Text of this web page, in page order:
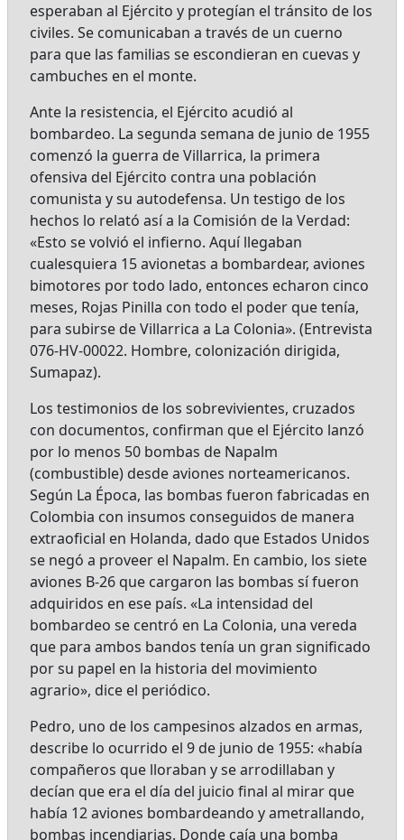
esperaban al Ejército y protegían el tránsito de los
civiles. Se comunicaban a través de un cuerno
para que las familias se escondieran en cuevas y
cambuches en el monte.
Ante la resistencia, el Ejército acudió al
bombardeo. La segunda semana de junio de 1955
comenzó la guerra de Villarrica, la primera
ofensiva del Ejército contra una población
comunista y su autodefensa. Un testigo de los
hechos lo relató así a la Comisión de la Verdad:
«Esto se volvió el infierno. Aquí llegaban
cualesquiera 15 avionetas a bombardear, aviones
bimotores por todo lado, entonces echaron cinco
meses, Rojas Pinilla con todo el poder que tenía,
para subirse de Villarrica a La Colonia». (Entrevista
076-HV-00022. Hombre, colonización dirigida,
Sumapaz).
Los testimonios de los sobrevivientes, cruzados
con documentos, confirman que el Ejército lanzó
por lo menos 50 bombas de Napalm
(combustible) desde aviones norteamericanos.
Según La Época, las bombas fueron fabricadas en
Colombia con insumos conseguidos de manera
extraoficial en Holanda, dado que Estados Unidos
se negó a proveer el Napalm. En cambio, los siete
aviones B-26 que cargaron las bombas sí fueron
adquiridos en ese país. «La intensidad del
bombardeo se centró en La Colonia, una vereda
que para ambos bandos tenía un gran significado
por su papel en la historia del movimiento
agrario», dice el periódico.
Pedro, uno de los campesinos alzados en armas,
describe lo ocurrido el 9 de junio de 1955: «había
compañeros que lloraban y se arrodillaban y
decían que era el día del juicio final al mirar que
había 12 aviones bombardeando y ametrallando,
bombas incendiarias. Donde caía una bomba